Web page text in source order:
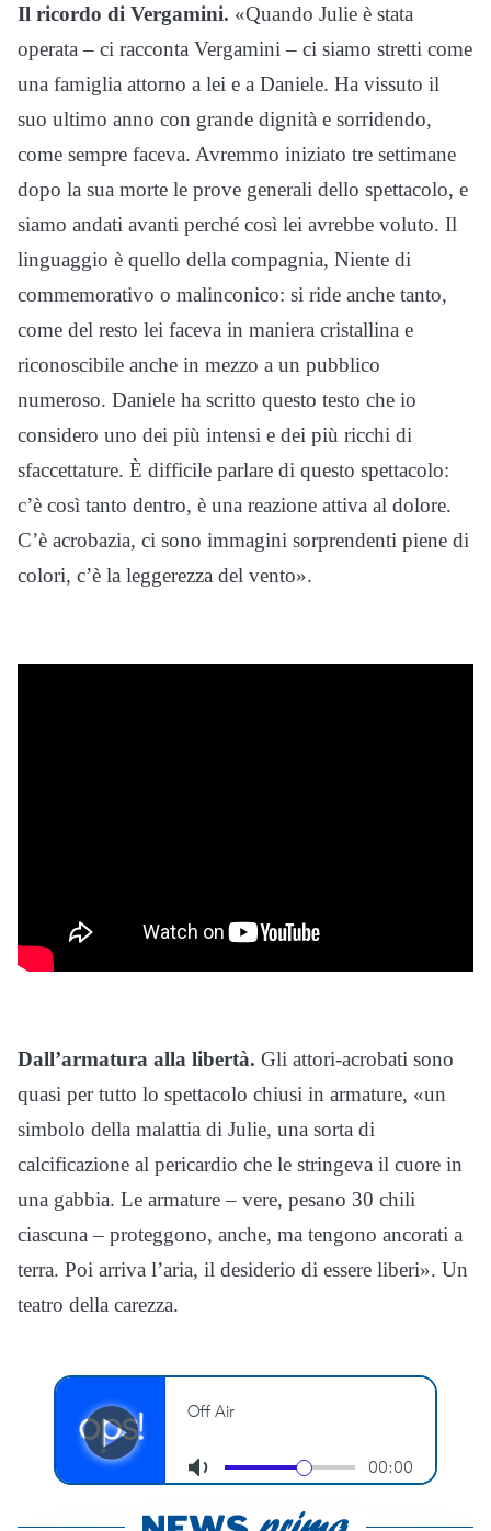
Il ricordo di Vergamini. «Quando Julie è stata
operata – ci racconta Vergamini – ci siamo stretti come
una famiglia attorno a lei e a Daniele. Ha vissuto il
suo ultimo anno con grande dignità e sorridendo,
come sempre faceva. Avremmo iniziato tre settimane
dopo la sua morte le prove generali dello spettacolo, e
siamo andati avanti perché così lei avrebbe voluto. Il
linguaggio è quello della compagnia, Niente di
commemorativo o malinconico: si ride anche tanto,
come del resto lei faceva in maniera cristallina e
riconoscibile anche in mezzo a un pubblico
numeroso. Daniele ha scritto questo testo che io
considero uno dei più intensi e dei più ricchi di
sfaccettature. È difficile parlare di questo spettacolo:
c’è così tanto dentro, è una reazione attiva al dolore.
C’è acrobazia, ci sono immagini sorprendenti piene di
colori, c’è la leggerezza del vento».
Dall’armatura alla libertà. Gli attori-acrobati sono
quasi per tutto lo spettacolo chiusi in armature, «un
simbolo della malattia di Julie, una sorta di
calcificazione al pericardio che le stringeva il cuore in
una gabbia. Le armature – vere, pesano 30 chili
ciascuna – proteggono, anche, ma tengono ancorati a
terra. Poi arriva l’aria, il desiderio di essere liberi». Un
teatro della carezza.